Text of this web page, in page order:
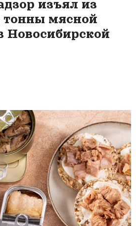
изъял из
тонны мясной
Новосибирской